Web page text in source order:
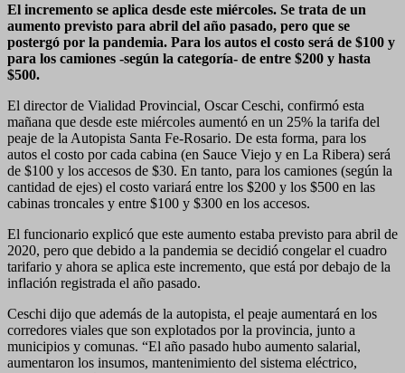
El incremento se aplica desde este miércoles. Se trata de un
aumento previsto para abril del año pasado, pero que se
postergó por la pandemia. Para los autos el costo será de $100 y
para los camiones -según la categoría- de entre $200 y hasta
$500.
El director de Vialidad Provincial, Oscar Ceschi, confirmó esta
mañana que desde este miércoles aumentó en un 25% la tarifa del
peaje de la Autopista Santa Fe-Rosario. De esta forma, para los
autos el costo por cada cabina (en Sauce Viejo y en La Ribera) será
de $100 y los accesos de $30. En tanto, para los camiones (según la
cantidad de ejes) el costo variará entre los $200 y los $500 en las
cabinas troncales y entre $100 y $300 en los accesos.
El funcionario explicó que este aumento estaba previsto para abril de
2020, pero que debido a la pandemia se decidió congelar el cuadro
tarifario y ahora se aplica este incremento, que está por debajo de la
inflación registrada el año pasado.
Ceschi dijo que además de la autopista, el peaje aumentará en los
corredores viales que son explotados por la provincia, junto a
municipios y comunas. “El año pasado hubo aumento salarial,
aumentaron los insumos, mantenimiento del sistema eléctrico,